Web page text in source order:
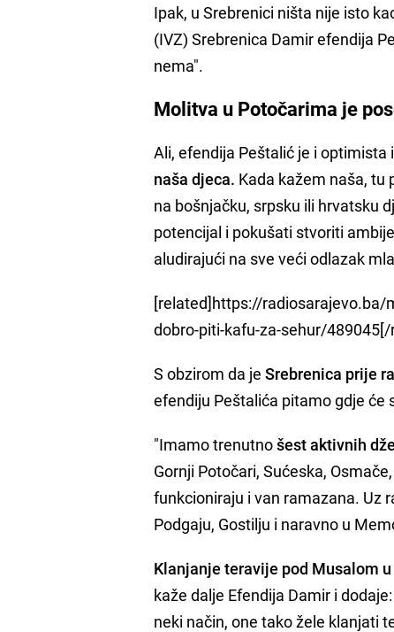
Ipak, u Srebrenici ništa nije isto
(IVZ) Srebrenica Damir efendija
nema".
Molitva u Potočarima je
Ali, efendija Peštalić je i optimista
naša djeca. Kada kažem naša, tu
na bošnjačku, srpsku ili hrvatsku
potencijal i pokušati stvoriti
aludirajući na sve veći odlazak
[related]https://radiosarajevo.ba/
dobro-piti-kafu-za-sehur/
S obzirom da je Srebrenica prije
efendiju Peštalića pitamo gdje
"Imamo trenutnošest aktivnih
Gornji Potočari, Sućeska,
funkcioniraju i van ramazana. Uz
Podgaju, Gostilju i naravno u
Klanjanje teravije pod Musalom
kaže dalje Efendija Damir i
neki način, one tako žele klanjati